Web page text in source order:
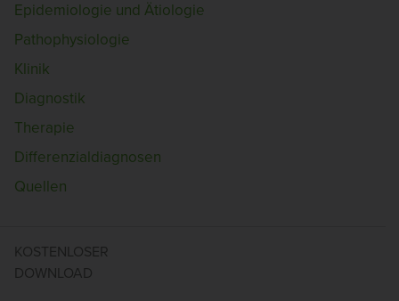
Epidemiologie und Ätiologie
Pathophysiologie
Klinik
Diagnostik
Therapie
Differenzialdiagnosen
Quellen
KOSTENLOSER
DOWNLOAD